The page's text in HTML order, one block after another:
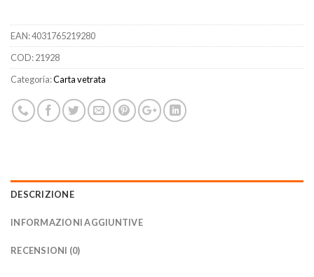
EAN:4031765219280
COD:21928
Categoria:Carta vetrata
DESCRIZIONE
INFORMAZIONI AGGIUNTIVE
RECENSIONI (0)